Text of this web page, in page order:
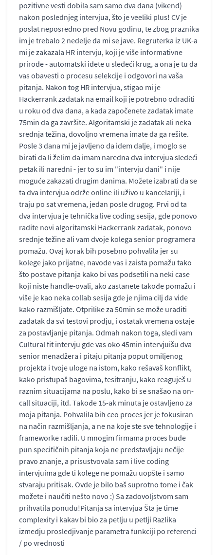
pozitivne vesti dobila sam samo dva dana (vikend)
nakon poslednjeg intervjua, što je veeliki plus! CV je
poslat neposredno pred Novu godinu, te zbog praznika
im je trebalo 2 nedelje da mi se jave. Regruterka iz UK-a
mi je zakazala HR intervju, koji je više informativne
prirode - automatski idete u sledeći krug, a ona je tu da
vas obavesti o procesu selekcije i odgovori na vaša
pitanja. Nakon tog HR intervjua, stigao mi je
Hackerrank zadatak na email koji je potrebno odraditi
u roku od dva dana, a kada započenete zadatak imate
75min da ga završite. Algoritamski je zadatak ali neka
srednja težina, dovoljno vremena imate da ga rešite.
Posle 3 dana mi je javljeno da idem dalje, i moglo se
birati da li želim da imam naredna dva intervjua sledeći
petak ili naredni - jer to su im "intervju dani" i nije
moguće zakazati drugim danima. Možete izabrati da se
ta dva intervjua održe online ili uživo u kancelariji, i
traju po sat vremena, jedan posle drugog. Prvi od ta
dva intervjua je tehnička live coding sesija, gde ponovo
radite novi algoritamski Hackerrank zadatak, ponovo
srednje težine ali vam dvoje kolega senior programera
pomažu. Ovaj korak bih posebno pohvalila jer su
kolege jako prijatne, navode vas i zaista pomažu tako
što postave pitanja kako bi vas podsetili na neki case
koji niste handle-ovali, ako zastanete takođe pomažu i
više je kao neka collab sesija gde je njima cilj da vide
kako razmišljate. Otprilike za 50min se može uraditi
zadatak da svi testovi prodju, i ostatak vremena ostaje
za postavljanje pitanja. Odmah nakon toga, sledi vam
Cultural fit intervju gde vas oko 45min intervjuišu dva
senior menadžera i pitaju pitanja poput omiljenog
projekta i tvoje uloge na istom, kako rešavaš konflikt,
kako pristupaš bagovima, tesitranju, kako reaguješ u
raznim situacijama na poslu, kako bi se snašao na on-
call situaciji, itd. Takođe 15-ak minuta je ostavljeno za
moja pitanja. Pohvalila bih ceo proces jer je fokusiran
na način razmišljanja, a ne na koje ste sve tehnologije i
frameworke radili. U mnogim firmama proces bude
pun specifičnih pitanja koja ne predstavljaju nečije
pravo znanje, a prisustvovala sam i live coding
intervjuima gde ti kolege ne pomažu uopšte i samo
stvaraju pritisak. Ovde je bilo baš suprotno tome i čak
možete i naučiti nešto novo :) Sa zadovoljstvom sam
prihvatila ponudu!Pitanja sa intervjua Šta je time
complexity i kakav bi bio za petlju u petlji Razlika
izmedju prosledjivanje parametra funkciji po referenci
/ po vrednosti